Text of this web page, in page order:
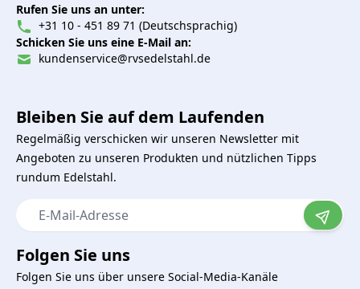
Rufen Sie uns an unter:
+31 10 - 451 89 71 (Deutschsprachig)
Schicken Sie uns eine E-Mail an:
kundenservice@rvsedelstahl.de
Bleiben Sie auf dem Laufenden
Regelmäßig verschicken wir unseren Newsletter mit
Angeboten zu unseren Produkten und nützlichen Tipps
rundum Edelstahl.
E-Mail-Adresse
Folgen Sie uns
Folgen Sie uns über unsere Social-Media-Kanäle